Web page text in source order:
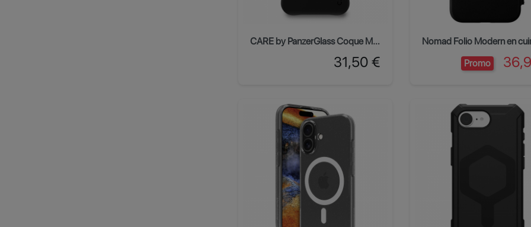
CARE by PanzerGlass Coque MagSafe Samba iPhone 17e/16e - Noir
Prix
31,50 €
Promo
Prix